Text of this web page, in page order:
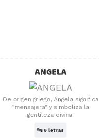
ANGELA
De origen griego, Ángela significa
"mensajera" y simboliza la
gentileza divina.
🔤6 letras